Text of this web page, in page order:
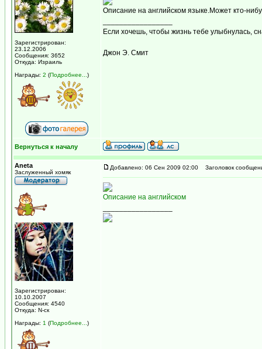
Зарегистрирован:
23.12.2006
Сообщения: 3652
Откуда: Израиль
Награды: 2 (Подробнее... )
Описание на английском языке.Может кто-
Если хочешь, чтобы жизнь тебе улыбнулась,
Джон Э. Смит
Вернуться к началу
Aneta
Заслуженный хомяк
Зарегистрирован:
10.10.2007
Сообщения: 4540
Откуда: N-ск
Награды: 1 (Подробнее... )
Добавлено: 06 Сен 2009 02:00 Заголовок
Описание на английском